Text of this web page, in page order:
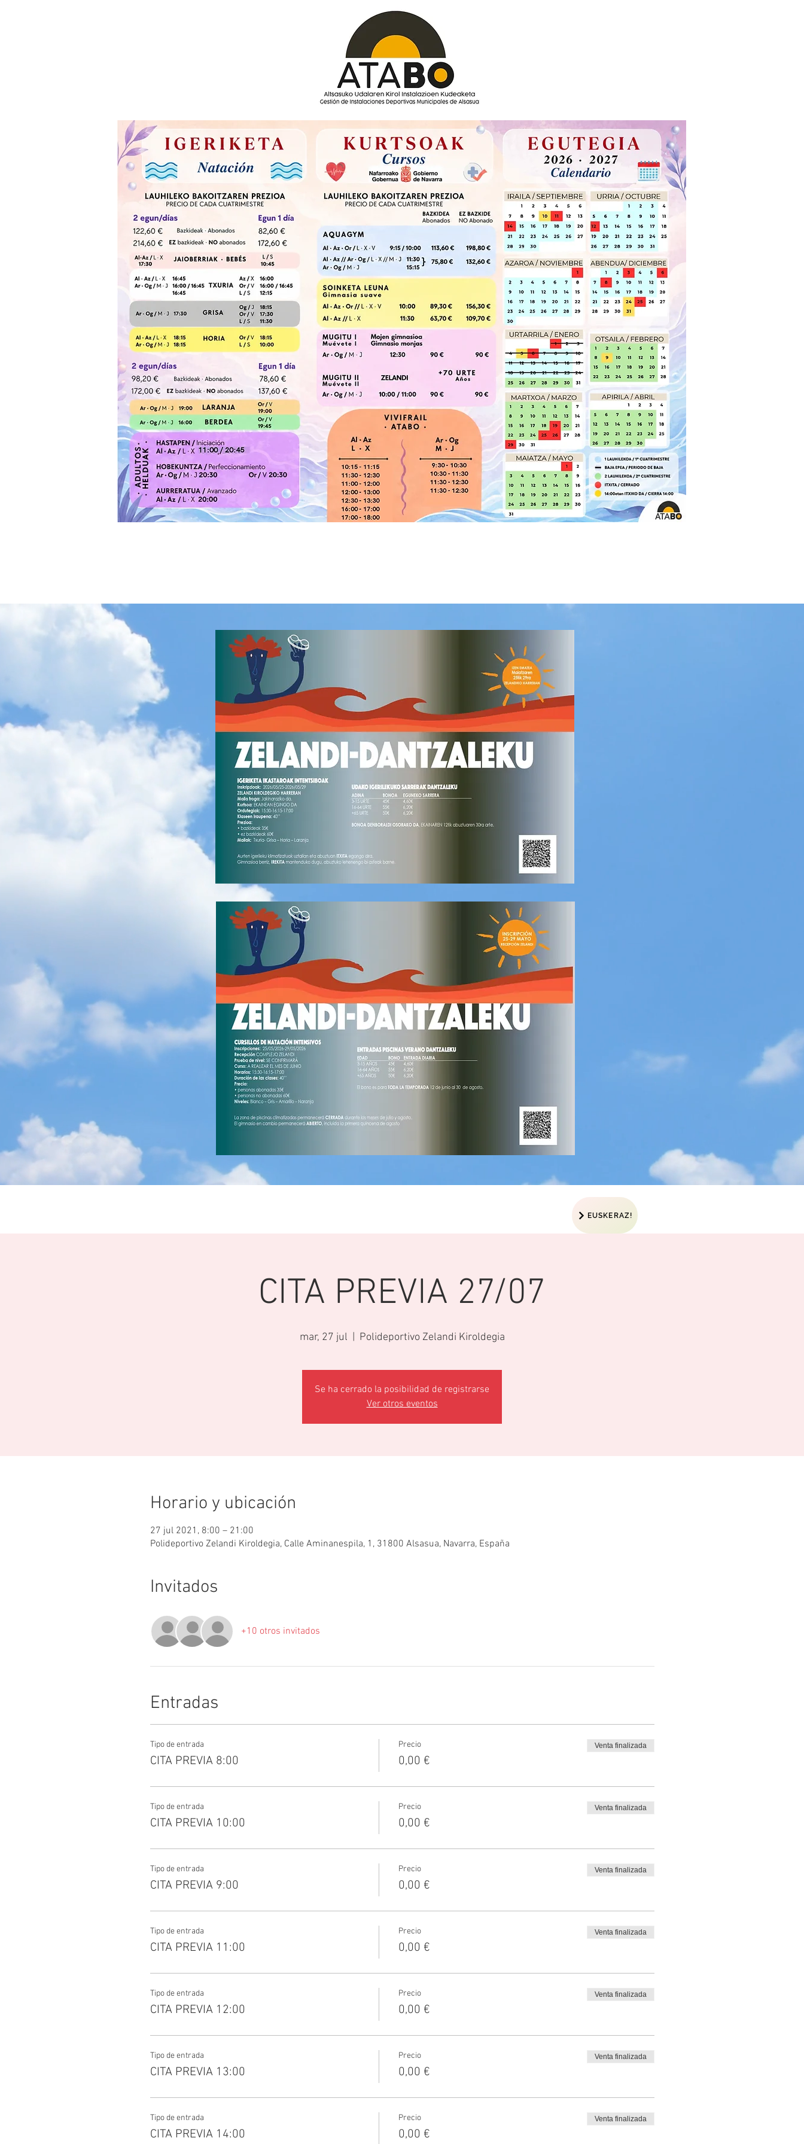
EUSKERAZ!
CITA PREVIA 27/07
mar, 27 jul Polideportivo Zelandi Kiroldegia
Se ha cerrado la posibilidad de registrarse
Ver otros eventos
Horario y ubicación
27 jul 2021, 8:00 – 21:00
Polideportivo Zelandi Kiroldegia, Calle Aminanespila, 1, 31800 Alsasua, Navarra, España
Invitados
+10 otros invitados
Entradas
Tipo de entrada
CITA PREVIA 8:00
Precio
0,00 €
Venta finalizada
Tipo de entrada
CITA PREVIA 10:00
Precio
0,00 €
Venta finalizada
Tipo de entrada
CITA PREVIA 9:00
Precio
0,00 €
Venta finalizada
Tipo de entrada
CITA PREVIA 11:00
Precio
0,00 €
Venta finalizada
Tipo de entrada
CITA PREVIA 12:00
Precio
0,00 €
Venta finalizada
Tipo de entrada
CITA PREVIA 13:00
Precio
0,00 €
Venta finalizada
Tipo de entrada
CITA PREVIA 14:00
Precio
0,00 €
Venta finalizada